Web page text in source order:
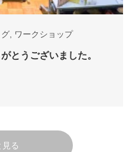
ワークショップ
とうございました。
見る